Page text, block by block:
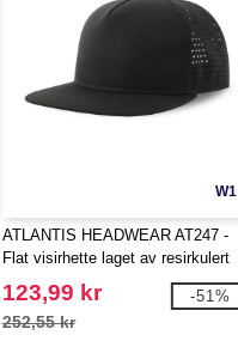
W1
ATLANTIS HEADWEAR AT247 -
Flat visirhette laget av resirkulert
polyester
123,99 kr
252,55 kr
-51%